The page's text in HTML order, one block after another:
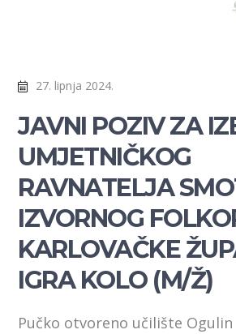
27. lipnja 2024.
JAVNI POZIV ZA
UMJETNIČKOG
RAVNATELJA
IZVORNOG
KARLOVAČKE
IGRA KOLO (M/Ž)
Pučko otvoreno učilište Ogulin